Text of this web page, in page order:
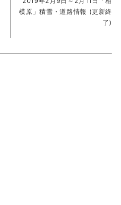
模原」積雪・道路情報 (更新終
了)